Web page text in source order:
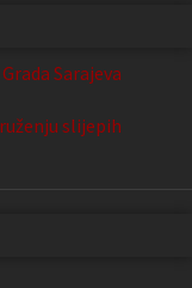
Sarajeva
slijepih